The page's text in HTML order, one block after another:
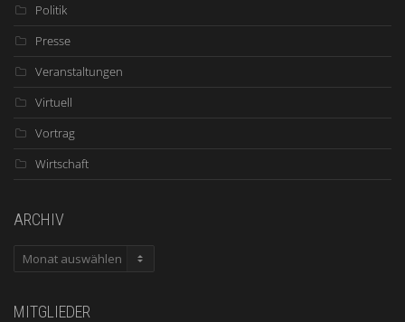
Politik
Presse
Veranstaltungen
Virtuell
Vortrag
Wirtschaft
ARCHIV
ARCHIV
MITGLIEDER